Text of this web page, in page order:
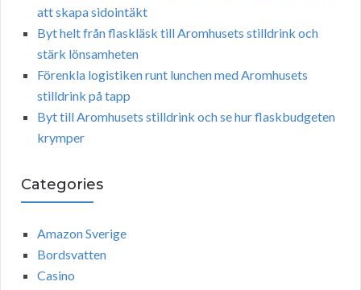
att skapa sidointäkt
Byt helt från flaskläsk till Aromhusets stilldrink och
stärk lönsamheten
Förenkla logistiken runt lunchen med Aromhusets
stilldrink på tapp
Byt till Aromhusets stilldrink och se hur flaskbudgeten
krymper
Categories
Amazon Sverige
Bordsvatten
Casino